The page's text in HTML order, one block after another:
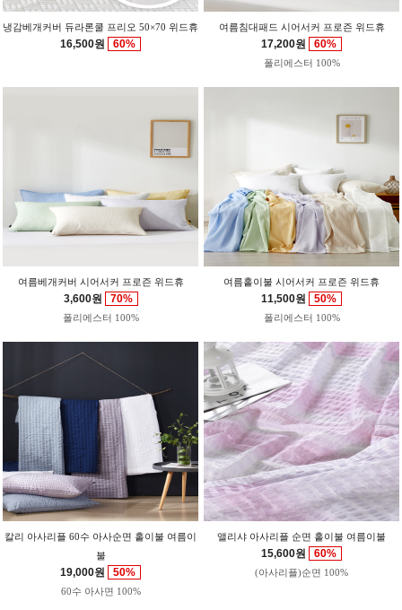
냉감베개커버 듀라론쿨 프리오 50×70 위드휴
16,500원 60%
여름침대패드 시어서커 프로즌 위드휴
17,200원 60%
폴리에스터 100%
여름베개커버 시어서커 프로즌 위드휴
3,600원 70%
폴리에스터 100%
여름홑이불 시어서커 프로즌 위드휴
11,500원 50%
폴리에스터 100%
칼리 아사리플 60수 아사순면 홑이불 여름이
불
19,000원 50%
60수 아사면 100%
앨리샤 아사리플 순면 홑이불 여름이불
15,600원 60%
(아사리플)순면 100%